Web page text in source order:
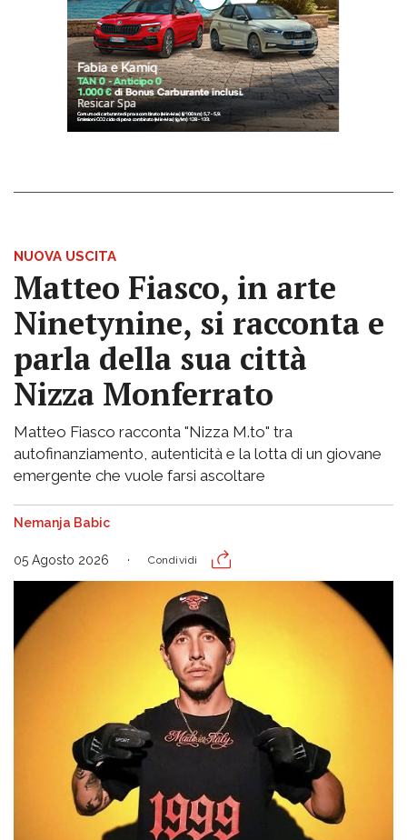
NUOVA USCITA
Matteo Fiasco, in arte
Ninetynine, si racconta e
parla della sua città
Nizza Monferrato
Matteo Fiasco racconta "Nizza M.to" tra
autofinanziamento, autenticità e la lotta di un giovane
emergente che vuole farsi ascoltare
Nemanja Babic
05 Agosto 2026 Condividi